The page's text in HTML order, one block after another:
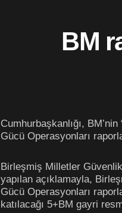
BM
Cumhurbaşkanlığı,
Gücü Operasyonları
Birleşmiş Milletler Güvenlik
yapılan açıklamayla,
Gücü Operasyonları
katılacağı 5+BM gayri